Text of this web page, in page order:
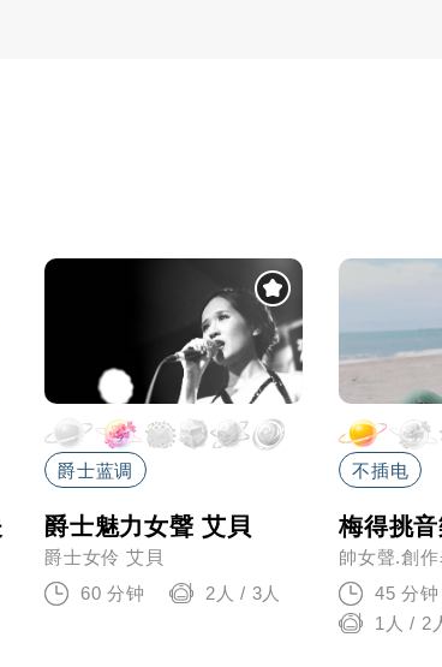
爵士蓝调
爵士魅力女聲 艾貝
爵士女伶 艾貝
60 分钟
2人 / 3人
不插电
梅得挑
帥女聲.創
45 分钟
1人 / 2